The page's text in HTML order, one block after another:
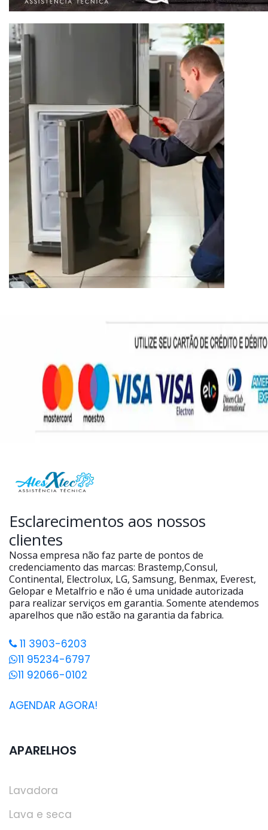
Esclarecimentos aos nossos
clientes
Nossa empresa não faz parte de pontos de
credenciamento das marcas: Brastemp,Consul,
Continental, Electrolux, LG, Samsung, Benmax, Everest,
Gelopar e Metalfrio e não é uma unidade autorizada
para realizar serviços em garantia. Somente atendemos
aparelhos que não estão na garantia da fabrica.
11 3903-6203
11 95234-6797
11 92066-0102
AGENDAR AGORA!
APARELHOS
Lavadora
Lava e seca